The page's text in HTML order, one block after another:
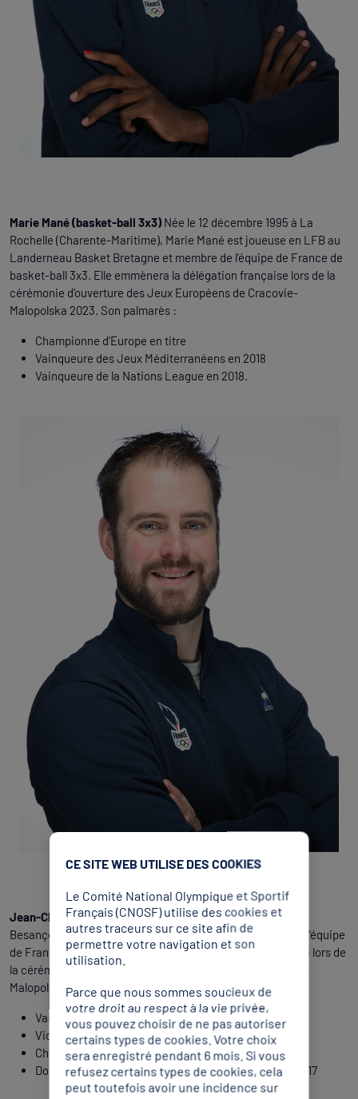
Marie Mané (basket-ball 3x3)Née le 12 décembre 1995 à La
Rochelle (Charente-Maritime), Marie Mané est joueuse en LFB au
Landerneau Basket Bretagne et membre de l'équipe de France de
basket-ball 3x3. Elle emmènera la délégation française lors de la
cérémonie d'ouverture des Jeux Européens de Cracovie-
Malopolska 2023. Son palmarès :
Championne d’Europe en titre
Vainqueure des Jeux Méditerranéens en 2018
Vainqueure de la Nations League en 2018.
Jean-Charles Valladont (tir à l'arc)Né le 20 mars 1989 à
Besançon (Doubs), Jean-Charles Valladont est membre de l'équipe
de France de tir à l'arc. Il emmènera la délégation française lors de
la cérémonie d'ouverture des Jeux Européens de Cracovie-
Malopolska 2023. Son palmarès :
Vainqueur des Jeux Européens de Minsk 2019
Vice-champion olympique à Rio 2016
Champion d'Europe en 2016
Double médaillé d'or en Coupe du monde en 2015 et 2017
CE SITE WEB UTILISE DES COOKIES
Le Comité National Olympique et Sportif
Français (CNOSF) utilise des cookies et
autres traceurs sur ce site afin de
permettre votre navigation et son
utilisation.
Parce que nous sommes soucieux de
votre droit au respect à la vie privée,
vous pouvez choisir de ne pas autoriser
certains types de cookies. Votre choix
sera enregistré pendant 6 mois. Si vous
refusez certains types de cookies, cela
peut toutefois avoir une incidence sur